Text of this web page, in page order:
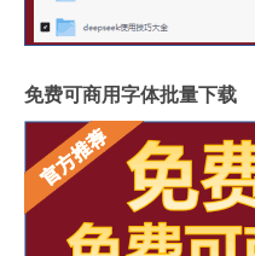
免费可商用字体批量下载